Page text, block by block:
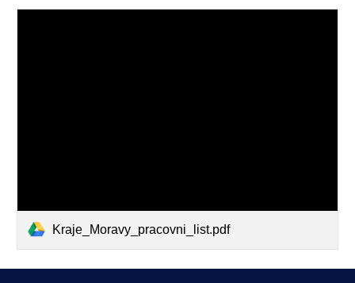
Kraje_Moravy_pracovni_list.pdf